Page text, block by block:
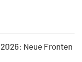
Neue Fronten